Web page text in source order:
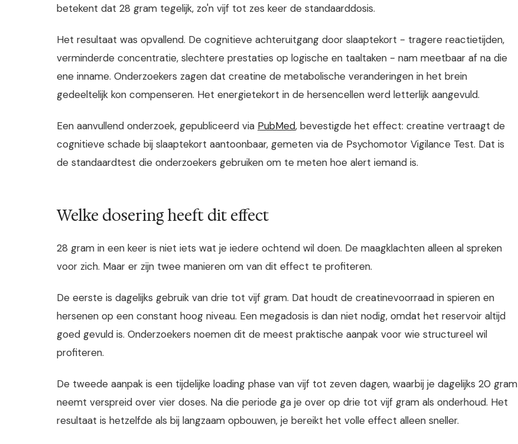
betekent dat 28 gram tegelijk, zo'n vijf tot zes keer de standaarddosis.
Het resultaat was opvallend. De cognitieve achteruitgang door slaaptekort - tragere reactietijden,
verminderde concentratie, slechtere prestaties op logische en taaltaken - nam meetbaar af na die
ene inname. Onderzoekers zagen dat creatine de metabolische veranderingen in het brein
gedeeltelijk kon compenseren. Het energietekort in de hersencellen werd letterlijk aangevuld.
Een aanvullend onderzoek, gepubliceerd via PubMed, bevestigde het effect: creatine vertraagt de
cognitieve schade bij slaaptekort aantoonbaar, gemeten via de Psychomotor Vigilance Test. Dat is
de standaardtest die onderzoekers gebruiken om te meten hoe alert iemand is.
Welke dosering heeft dit effect
28 gram in een keer is niet iets wat je iedere ochtend wil doen. De maagklachten alleen al spreken
voor zich. Maar er zijn twee manieren om van dit effect te profiteren.
De eerste is dagelijks gebruik van drie tot vijf gram. Dat houdt de creatinevoorraad in spieren en
hersenen op een constant hoog niveau. Een megadosis is dan niet nodig, omdat het reservoir altijd
goed gevuld is. Onderzoekers noemen dit de meest praktische aanpak voor wie structureel wil
profiteren.
De tweede aanpak is een tijdelijke loading phase van vijf tot zeven dagen, waarbij je dagelijks 20 gram
neemt verspreid over vier doses. Na die periode ga je over op drie tot vijf gram als onderhoud. Het
resultaat is hetzelfde als bij langzaam opbouwen, je bereikt het volle effect alleen sneller.